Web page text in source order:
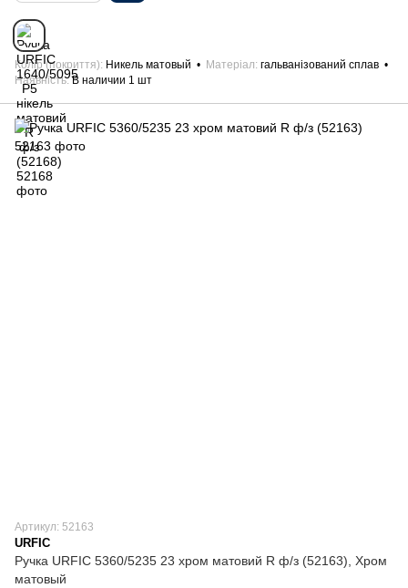
Колір (покриття) Никель матовый Матеріал гальванізований сплав
Наявність В наличии 1 шт
Артикул: 52163
URFIC
Ручка URFIC 5360/5235 23 хром матовий R ф/з (52163), Хром
матовый